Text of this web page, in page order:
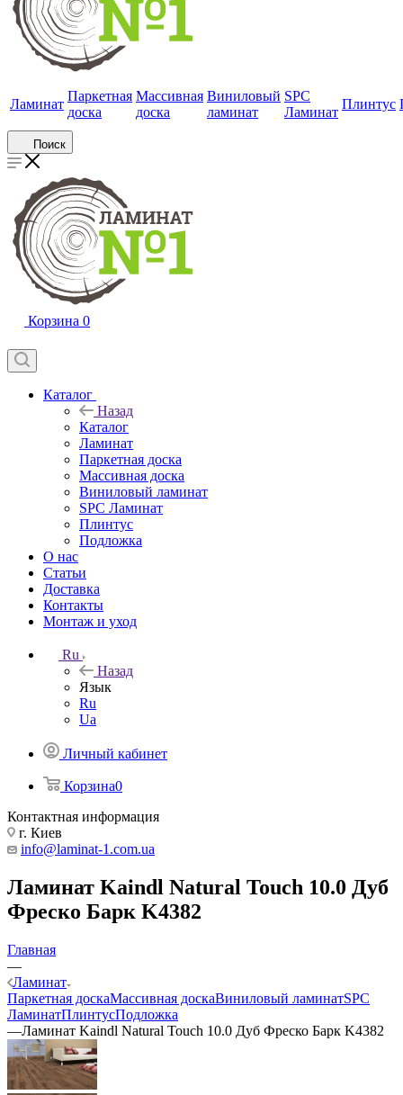
Ламинат
Паркетная
доска
Массивная
доска
Виниловый
ламинат
SPC
Ламинат
Плинтус
Поиск
Корзина 0
Каталог
Назад
Каталог
Ламинат
Паркетная доска
Массивная доска
Виниловый ламинат
SPC Ламинат
Плинтус
Подложка
О нас
Статьи
Доставка
Контакты
Монтаж и уход
Ru
Назад
Язык
Ru
Ua
Личный кабинет
Корзина0
Контактная информация
г. Киев
info@laminat-1.com.ua
Ламинат Kaindl Natural Touch 10.0 Дуб
Фреско Барк K4382
Главная
—
Ламинат
Паркетная доскаМассивная доскаВиниловый ламинатSPC
ЛаминатПлинтусПодложка
—Ламинат Kaindl Natural Touch 10.0 Дуб Фреско Барк K4382